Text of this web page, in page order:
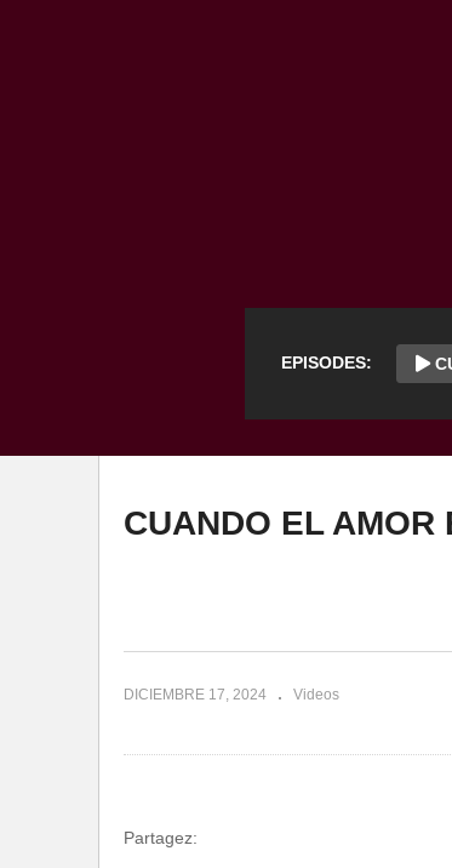
EPISODES:
CUANDO EL AMOR
DICIEMBRE 17, 2024 Videos
Partagez: